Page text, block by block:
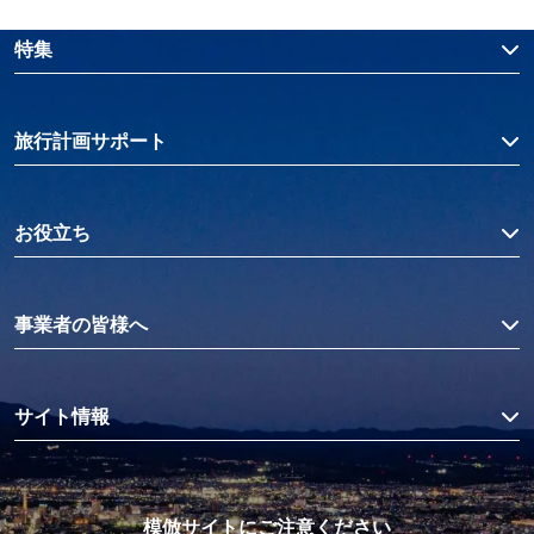
特集
旅行計画サポート
お役立ち
事業者の皆様へ
サイト情報
模倣サイトにご注意ください